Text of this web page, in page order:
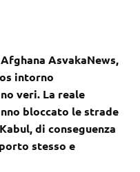
AsvakaNews,
intorno
veri. La reale
bloccato le strade
di conseguenza
stesso e